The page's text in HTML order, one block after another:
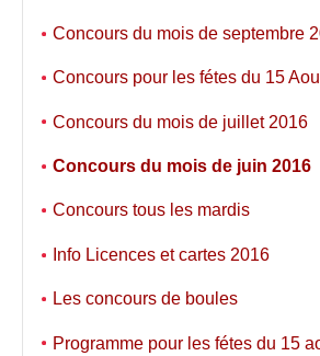
Concours du mois de septembre
Concours pour les fétes du 15
Concours du mois de juillet 2016
Concours du mois de juin 2016
Concours tous les mardis
Info Licences et cartes 2016
Les concours de boules
Programme pour les fétes du 15